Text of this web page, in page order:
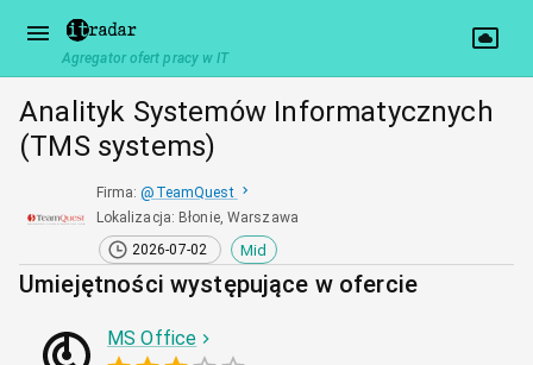
Agregator ofert pracy w IT
Analityk Systemów Informatycznych
(TMS systems)
Firma: @ TeamQuest
Lokalizacja: Błonie, Warszawa
2026-07-02
Mid
Umiejętności występujące w ofercie
MS Office